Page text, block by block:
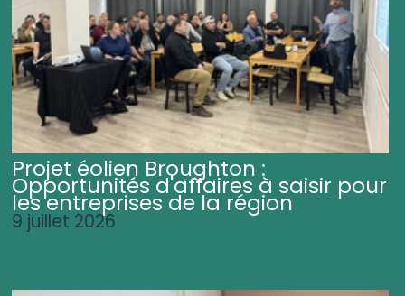
Projet éolien Broughton :
Opportunités d'affaires à saisir pour
les entreprises de la région
9 juillet 2026